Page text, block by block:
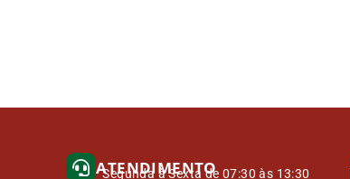
ATENDIMENTO
Segunda à Sexta de 07:30 às 13:30